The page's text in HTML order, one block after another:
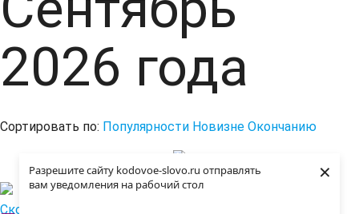
Разрешите сайту kodovoe-slovo.ru отправлять
вам уведомления на рабочий стол
×
2026 года
Сортировать по: Популярности Новизне Окончанию
Скопировать